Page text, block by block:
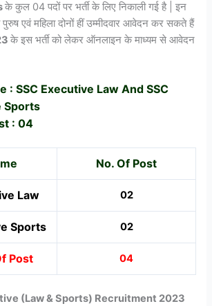
के कुल 04 पदों पर भर्ती के लिए निकाली गई है | इन
पुरुष एवं महिला दोनों हीं उम्मीदवार आवेदन कर सकते हैं
के इस भर्ती को लेकर ऑनलाइन के माध्यम से आवेदन
: SSC Executive Law And SSC
Sports
: 04
No. Of Post
Law 02
Sports 02
Post 04
(Law & Sports) Recruitment 2023